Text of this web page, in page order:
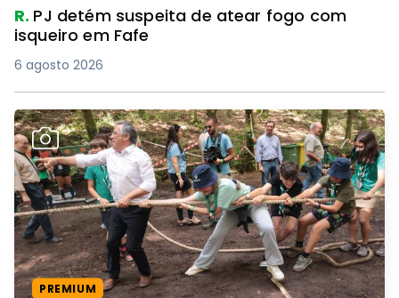
R. PJ detém suspeita de atear fogo com
isqueiro em Fafe
6 agosto 2026
PREMIUM